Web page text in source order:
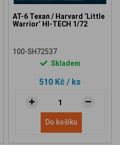
AT-6 Texan / Harvard ‘Little
Warrior’ HI-TECH 1/72
100-SH72537
Skladem
510 Kč / ks
Do košíku